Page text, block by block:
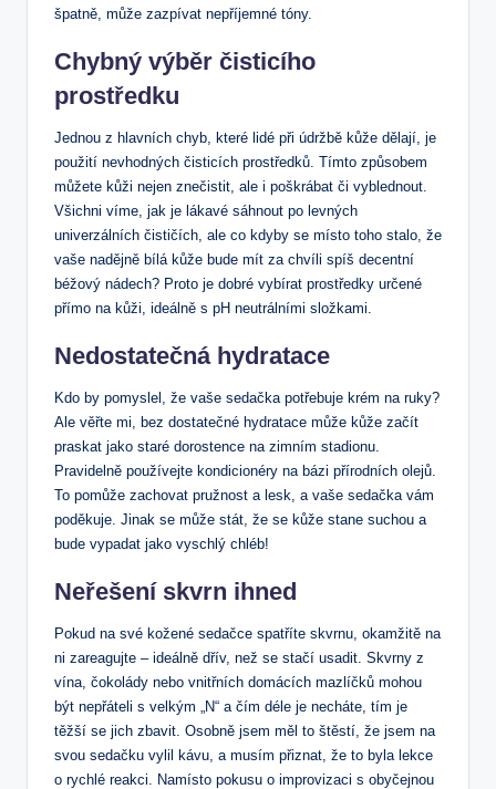
špatně, může zazpívat nepříjemné tóny.
Chybný výběr čisticího
prostředku
Jednou z hlavních chyb, které lidé při údržbě kůže dělají, je
použití nevhodných čisticích prostředků. Tímto způsobem
můžete kůži nejen znečistit, ale i poškrábat či vyblednout.
Všichni víme, jak je lákavé sáhnout po levných
univerzálních čističích, ale co kdyby se místo toho stalo, že
vaše nadějně bílá kůže bude mít za chvíli spíš decentní
béžový nádech? Proto je dobré vybírat prostředky určené
přímo na kůži, ideálně s pH neutrálními složkami.
Nedostatečná hydratace
Kdo by pomyslel, že vaše sedačka potřebuje krém na ruky?
Ale věřte mi, bez dostatečné hydratace může kůže začít
praskat jako staré dorostence na zimním stadionu.
Pravidelně používejte kondicionéry na bázi přírodních olejů.
To pomůže zachovat pružnost a lesk, a vaše sedačka vám
poděkuje. Jinak se může stát, že se kůže stane suchou a
bude vypadat jako vyschlý chléb!
Neřešení skvrn ihned
Pokud na své kožené sedačce spatříte skvrnu, okamžitě na
ni zareagujte – ideálně dřív, než se stačí usadit. Skvrny z
vína, čokolády nebo vnitřních domácích mazlíčků mohou
být nepřáteli s velkým „N“ a čím déle je necháte, tím je
těžší se jich zbavit. Osobně jsem měl to štěstí, že jsem na
svou sedačku vylil kávu, a musím přiznat, že to byla lekce
o rychlé reakci. Namísto pokusu o improvizaci s obyčejnou